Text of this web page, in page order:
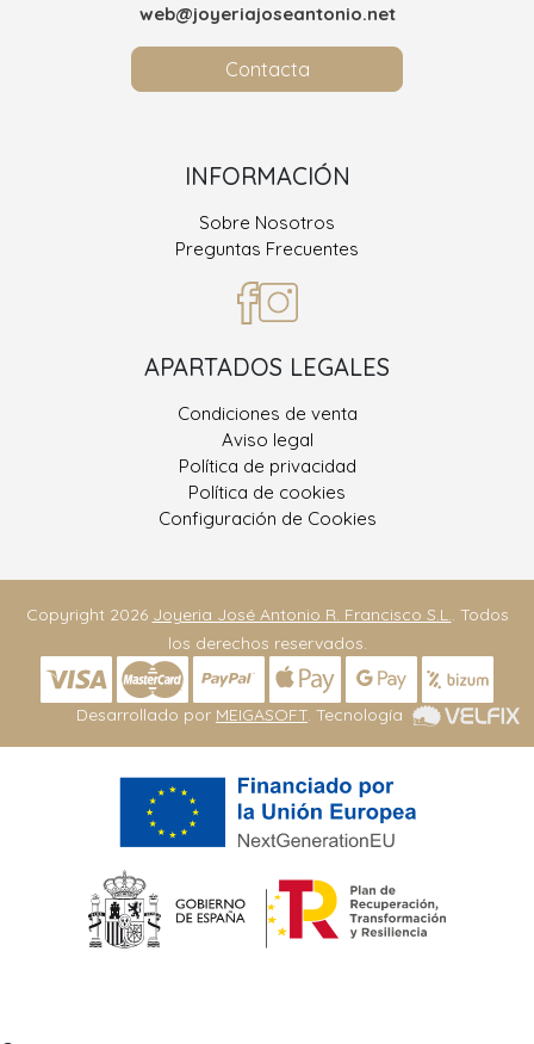
web@joyeriajoseantonio.net
Contacta
INFORMACIÓN
Sobre Nosotros
Preguntas Frecuentes
APARTADOS LEGALES
Condiciones de venta
Aviso legal
Política de privacidad
Política de cookies
Configuración de Cookies
Copyright 2026 Joyeria José Antonio R. Francisco S.L.. Todos
los derechos reservados.
Desarrollado por MEIGASOFT . Tecnología